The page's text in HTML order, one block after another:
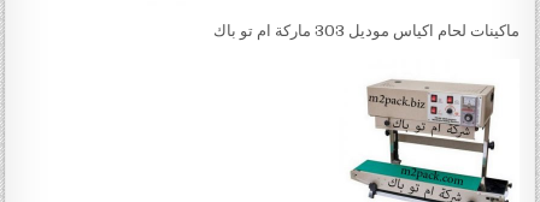
ماكينات لحام اكياس موديل 303 ماركة ام تو باك